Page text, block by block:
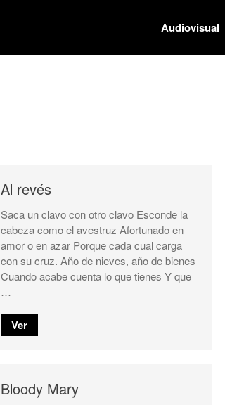
Audiovisual
Al revés
Saca un clavo con otro clavo Esconde la
cabeza como el avestruz Afortunado en
amor o en azar Porque cada cual carga
con su cruz. Año de nieves, año de bienes
Cuando acabe cuenta lo que tienes Y que
…
Ver
Bloody Mary